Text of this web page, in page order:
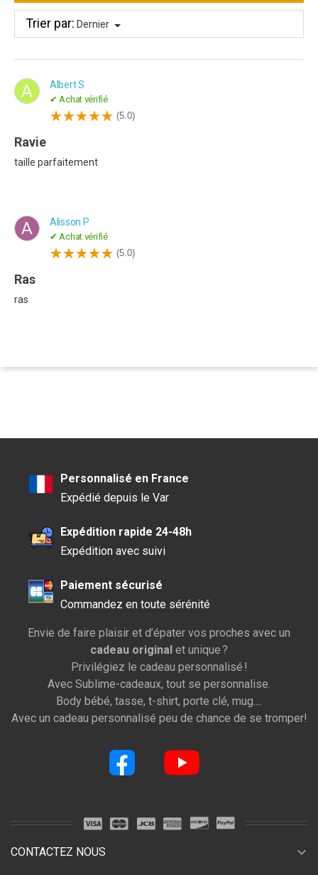
Trier par: Dernier
A Albert S
✔ Achat vérifié
(5.0)
ravie
taille parfaitement
A Alisson P
✔ Achat vérifié
(5.0)
ras
ras
Personnalisé en France
Expédié depuis le Var
Expédition rapide 24-48h
Expédition avec suivi
Paiement sécurisé
Commandez en toute sérénité
Envie de faire plaisir et d’épater vos proches avec un
cadeau original et unique ?
Privilégiez le cadeau personnalisé !
Avec Sublime-cadeaux, tout se personnalise.
Body bébé, tasse, t-shirt, porte clé, mug....
Avec un cadeau personnalisé peu de chance de se tromper!
CONTACTEZ NOUS expand_more